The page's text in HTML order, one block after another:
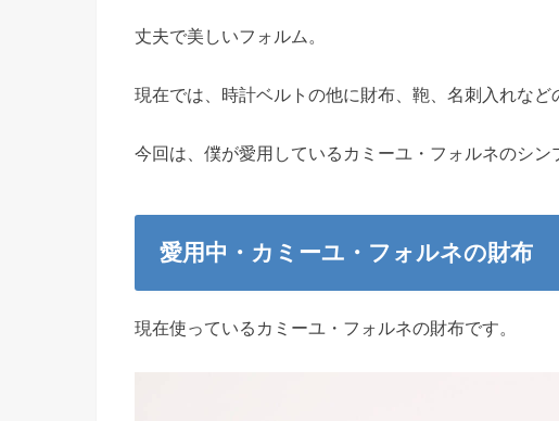
丈夫で美しいフォルム。
現在では、時計ベルトの他に財布、鞄、名刺入れなど
今回は、僕が愛用しているカミーユ・フォルネのシン
愛用中・カミーユ・フォルネの財布
現在使っているカミーユ・フォルネの財布です。